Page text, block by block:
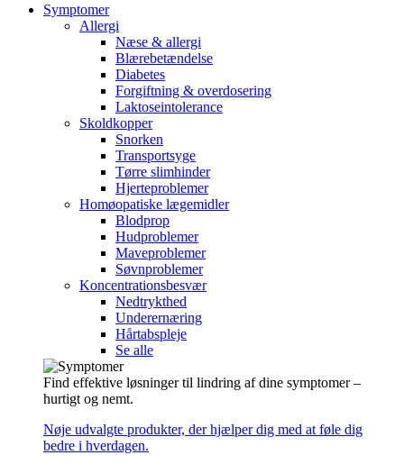
Symptomer
Allergi
Næse & allergi
Blærebetændelse
Diabetes
Forgiftning & overdosering
Laktoseintolerance
Skoldkopper
Snorken
Transportsyge
Tørre slimhinder
Hjerteproblemer
Homøopatiske lægemidler
Blodprop
Hudproblemer
Maveproblemer
Søvnproblemer
Koncentrationsbesvær
Nedtrykthed
Underernæring
Hårtabspleje
Se alle
Find effektive løsninger til lindring af dine symptomer –
hurtigt og nemt.
Nøje udvalgte produkter, der hjælper dig med at føle dig
bedre i hverdagen.